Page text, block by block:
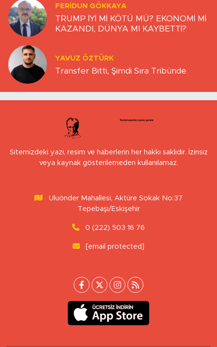
FERIDUN GÖKKAYA
TRUMP İYİ Mİ KÖTÜ MÜ? EKONOMİ Mİ
KAZANDI, DÜNYA MI KAYBETTİ?
YAVUZ ÖZTÜRK
Transfer Bitti, Şimdi Sıra Tribünde
Sitemizdeki yazı, resim ve haberlerin her hakkı saklıdır. İzinsiz
veya kaynak gösterilemeden kullanılamaz.
Uluönder Mahallesi, Aktüre Sokak No:37
Tepebaşı/Eskişehir
0 (222) 503 16 76
[email protected]